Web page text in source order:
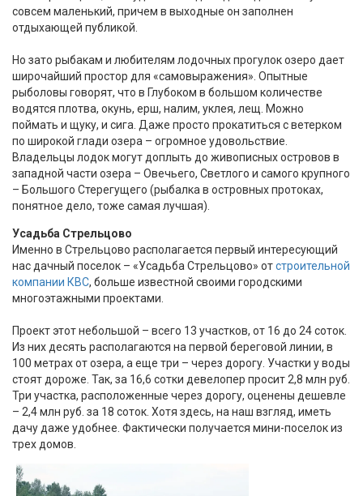
совсем маленький, причем в выходные он заполнен
отдыхающей публикой.
Но зато рыбакам и любителям лодочных прогулок озеро дает
широчайший простор для «самовыражения». Опытные
рыболовы говорят, что в Глубоком в большом количестве
водятся плотва, окунь, ерш, налим, уклея, лещ. Можно
поймать и щуку, и сига. Даже просто прокатиться с ветерком
по широкой глади озера – огромное удовольствие.
Владельцы лодок могут доплыть до живописных островов в
западной части озера – Овечьего, Светлого и самого крупного
– Большого Стерегущего (рыбалка в островных протоках,
понятное дело, тоже самая лучшая).
Усадьба Стрельцово
Именно в Стрельцово располагается первый интересующий
нас дачный поселок – «Усадьба Стрельцово» отстроительной
компании КВС, больше известной своими городскими
многоэтажными проектами.
Проект этот небольшой – всего 13 участков, от 16 до 24 соток.
Из них десять располагаются на первой береговой линии, в
100 метрах от озера, а еще три – через дорогу. Участки у воды
стоят дороже. Так, за 16,6 сотки девелопер просит 2,8 млн руб.
Три участка, расположенные через дорогу, оценены дешевле
– 2,4 млн руб. за 18 соток. Хотя здесь, на наш взгляд, иметь
дачу даже удобнее. Фактически получается мини-поселок из
трех домов.